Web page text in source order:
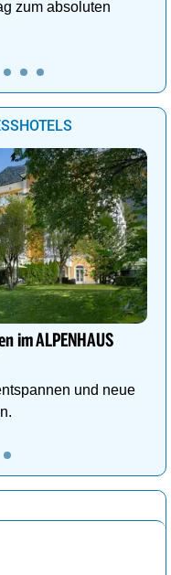
zum absoluten
im ALPENHAUS
und neue